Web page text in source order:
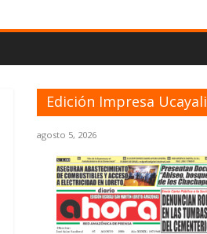
Edición Impresa Ucayali
agosto 5, 2026